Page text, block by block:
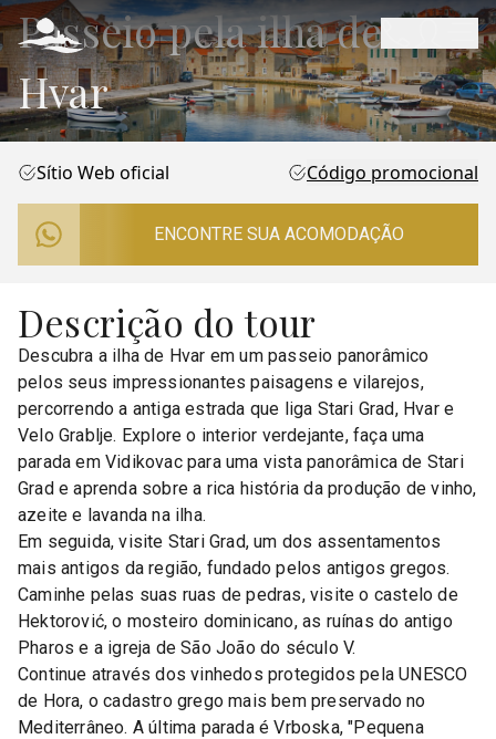
Passeio pela ilha de
Hvar
Sítio Web oficial Código promocional
ENCONTRE SUA ACOMODAÇÃO
Descrição do tour
Descubra a ilha de Hvar em um passeio panorâmico
pelos seus impressionantes paisagens e vilarejos,
percorrendo a antiga estrada que liga Stari Grad, Hvar e
Velo Grablje. Explore o interior verdejante, faça uma
parada em Vidikovac para uma vista panorâmica de Stari
Grad e aprenda sobre a rica história da produção de vinho,
azeite e lavanda na ilha.
Em seguida, visite Stari Grad, um dos assentamentos
mais antigos da região, fundado pelos antigos gregos.
Caminhe pelas suas ruas de pedras, visite o castelo de
Hektorović, o mosteiro dominicano, as ruínas do antigo
Pharos e a igreja de São João do século V.
Continue através dos vinhedos protegidos pela UNESCO
de Hora, o cadastro grego mais bem preservado no
Mediterrâneo. A última parada é Vrboska, "Pequena